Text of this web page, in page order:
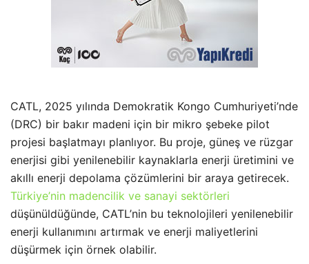
CATL, 2025 yılında Demokratik Kongo Cumhuriyeti’nde
(DRC) bir bakır madeni için bir mikro şebeke pilot
projesi başlatmayı planlıyor. Bu proje, güneş ve rüzgar
enerjisi gibi yenilenebilir kaynaklarla enerji üretimini ve
akıllı enerji depolama çözümlerini bir araya getirecek.
Türkiye’nin madencilik ve sanayi sektörleri
düşünüldüğünde, CATL’nin bu teknolojileri yenilenebilir
enerji kullanımını artırmak ve enerji maliyetlerini
düşürmek için örnek olabilir.